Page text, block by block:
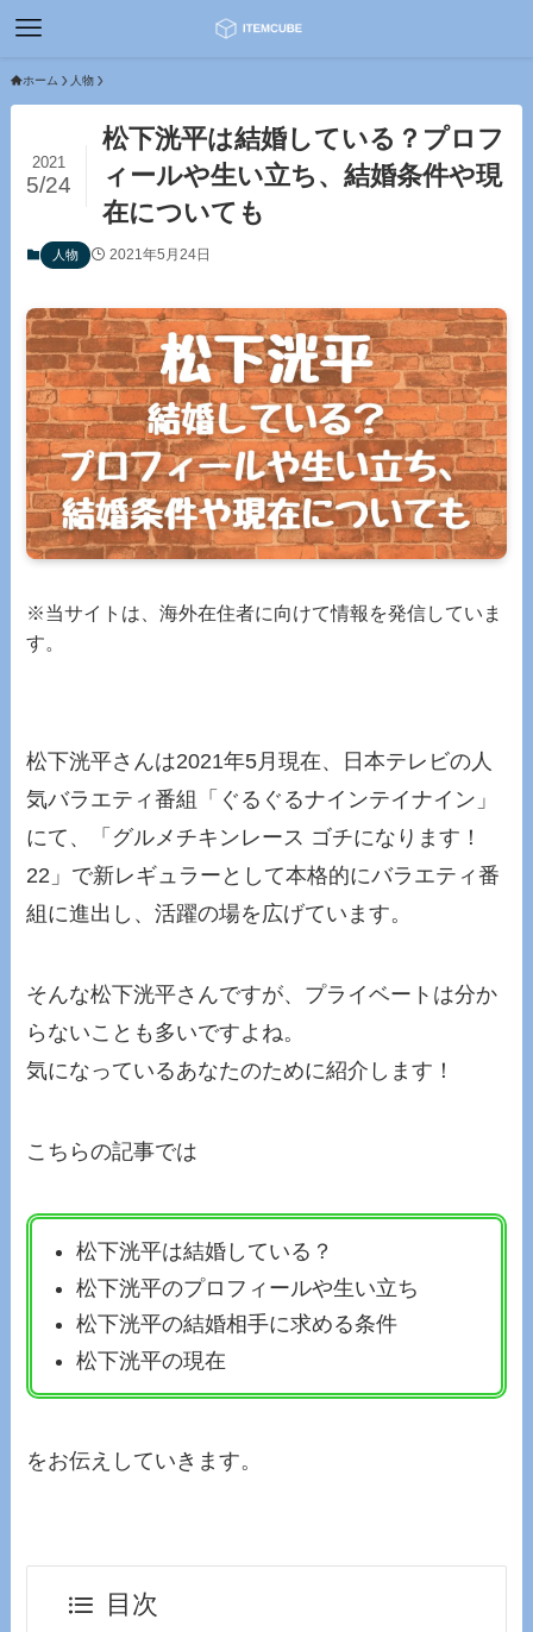
ホーム 人物
松下洸平は結婚している？プロフ
ィールや生い立ち、結婚条件や現
在についても
2021
5/24
人物 2021年5月24日
※当サイトは、海外在住者に向けて情報を発信していま
す。
松下洸平さんは2021年5月現在、日本テレビの人
気バラエティ番組「ぐるぐるナインテイナイン」
にて、「グルメチキンレース ゴチになります！
22」で新レギュラーとして本格的にバラエティ番
組に進出し、活躍の場を広げています。
そんな松下洸平さんですが、プライベートは分か
らないことも多いですよね。
気になっているあなたのために紹介します！
こちらの記事では
松下洸平は結婚している？
松下洸平のプロフィールや生い立ち
松下洸平の結婚相手に求める条件
松下洸平の現在
をお伝えしていきます。
目次